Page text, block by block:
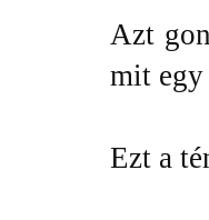
Azt
mit egy
Ezt a